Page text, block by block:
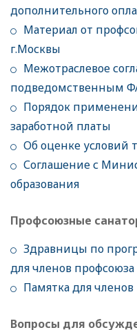
дополнительного
Материал от
г.Москвы
Межотраслевое
подведомственным
Порядок
заработной платы
Об оценке условий
Соглашение с
образования
Профсоюзные
Здравницы по
для членов профсоюза
Памятка для
Вопросы для